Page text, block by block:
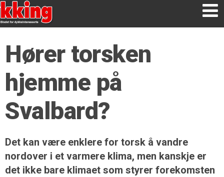
Hører torsken
hjemme på
Svalbard?
Det kan være enklere for torsk å vandre
nordover i et varmere klima, men kanskje er
det ikke bare klimaet som styrer forekomsten